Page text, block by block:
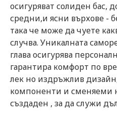
осигуряват солиден бас,
средни,и ясни върхове -
така че може да чуете
случва. Уникалната
глава осигурява
гарантира комфорт по
лек но издръжлив
компоненти и сменяеми
създаден , за да служи